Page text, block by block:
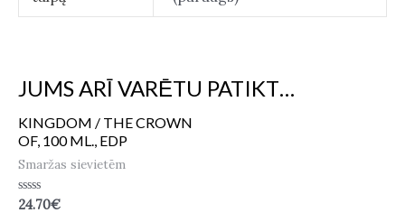
JUMS ARĪ VARĒTU PATIKT…
KINGDOM / THE CROWN
OF, 100 ML., EDP
Smaržas sievietēm
Novērtēts
24.70€